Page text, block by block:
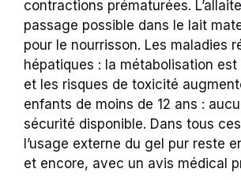
contractions prématurées.
passage possible dans le lait
pour le nourrisson. Les maladies
hépatiques : la métabolisation
et les risques de toxicité
enfants de moins de 12 ans :
sécurité disponible. Dans tous
l’usage externe du gel pur reste
et encore, avec un avis médical